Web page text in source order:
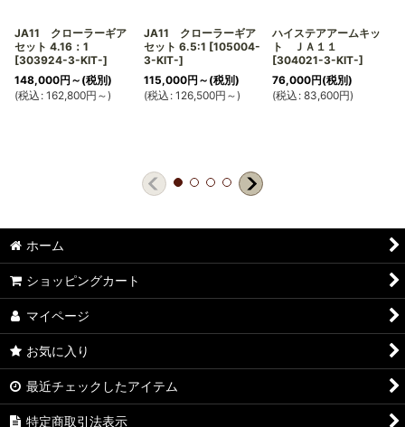
JA11 クローラーギア
セット 4.16：1
[303924-3-KIT-]
148,000円 ～ (税別)
(税込 : 162,800円 ～)
JA11 クローラーギア
セット 6.5:1 [105004-
3-KIT-]
115,000円 ～ (税別)
(税込 : 126,500円 ～)
ハイステアアームキッ
ト ＪＡ１１
[304021-3-KIT-]
76,000円(税別)
(税込 : 83,600円)
ホーム
ショッピングカート
マイページ
お気に入り
最近チェックしたアイテム
特定商取引法表示